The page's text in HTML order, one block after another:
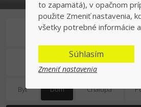
Na predaj
Byt Dom Chalupa
to zapamätá), v opačnom
použite Zmeniť nastavenia,
všetky potrebné informácie
Súhlasím
Zmeniť nastavenia